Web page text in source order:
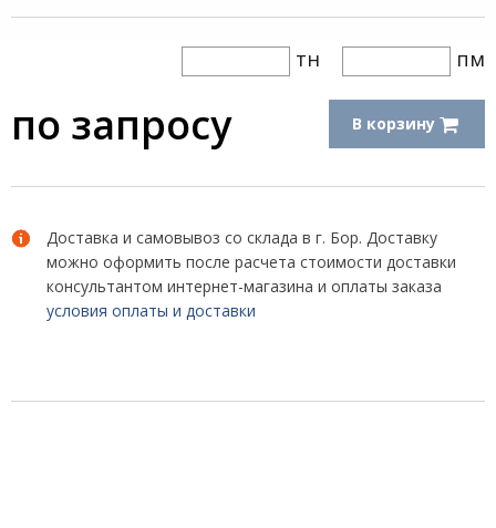
тн пм
по запросу В корзину
Доставка и самовывоз со склада в г. Бор. Доставку
можно оформить после расчета стоимости доставки
консультантом интернет-магазина и оплаты заказа
условия оплаты и доставки